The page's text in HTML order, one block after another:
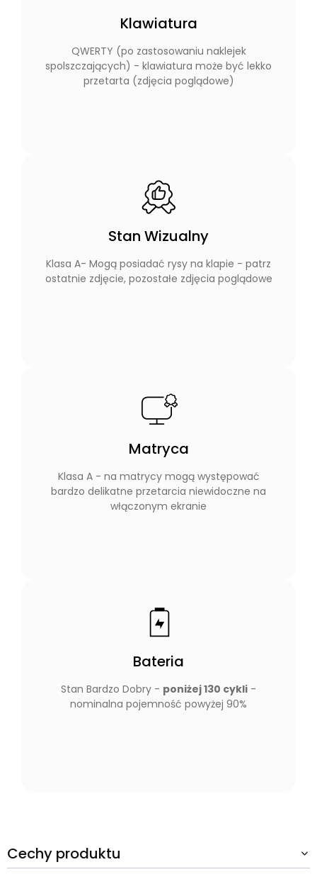
Klawiatura
QWERTY (po zastosowaniu naklejek
spolszczających) - klawiatura może być lekko
przetarta (zdjęcia poglądowe)
Stan Wizualny
Klasa A- Mogą posiadać rysy na klapie - patrz
ostatnie zdjęcie, pozostałe zdjęcia poglądowe
Matryca
Klasa A - na matrycy mogą występować
bardzo delikatne przetarcia niewidoczne na
włączonym ekranie
Bateria
Stan Bardzo Dobry - poniżej 130 cykli -
nominalna pojemność powyżej 90%
Cechy produktu